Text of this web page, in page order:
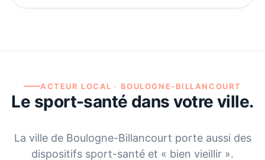
ACTEUR LOCAL · BOULOGNE-BILLANCOURT
Le sport-santé dans votre ville.
La ville de Boulogne-Billancourt porte aussi des
dispositifs sport-santé et « bien vieillir ».